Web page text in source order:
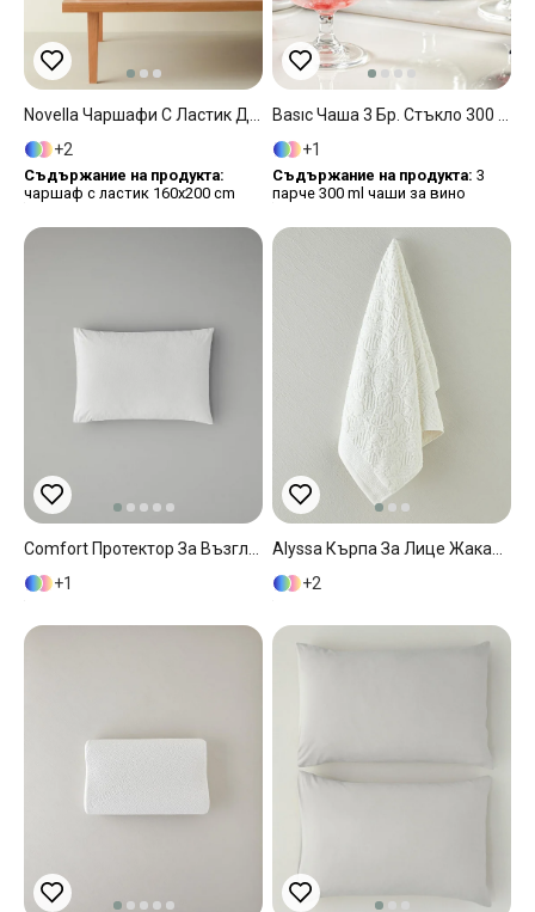
2
Съдържание на продукта:
чаршаф с ластик 160x200 cm
1
Съдържание на продукта: 3
парче 300 ml чаши за вино
1
2